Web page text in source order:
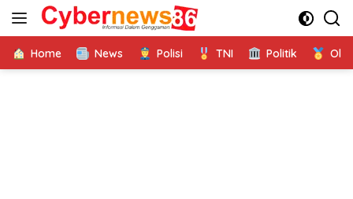
Langsung
Home News Polisi TNI Politik